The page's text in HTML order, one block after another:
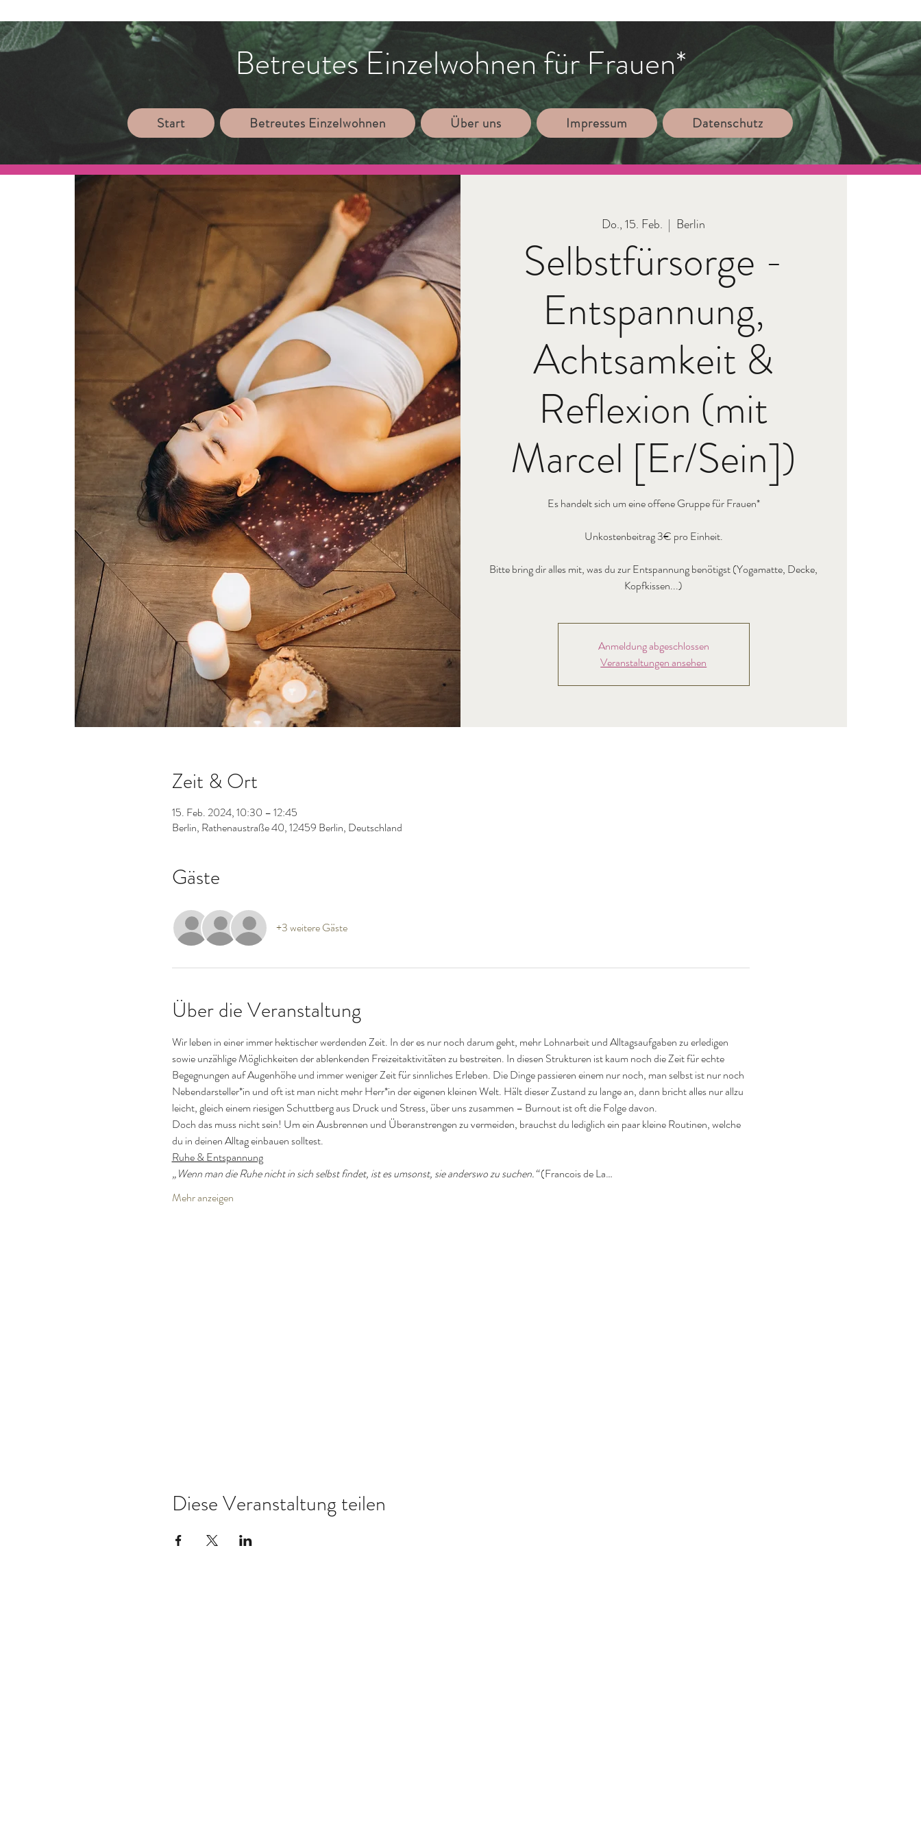
Betreutes Einzelwohnen für Frauen*
Start Betreutes Einzelwohnen Über uns Impressum Datenschutz
Do., 15. Feb.
  |
Berlin
Selbstfürsorge -
Entspannung,
Achtsamkeit &
Reflexion (mit
Marcel [Er/Sein])
Es handelt sich um eine offene Gruppe für Frauen*
Unkostenbeitrag 3€ pro Einheit.
Bitte bring dir alles mit, was du zur Entspannung benötigst (Yogamatte, Decke,
Kopfkissen...)
Anmeldung abgeschlossen
Veranstaltungen ansehen
Zeit & Ort
15. Feb. 2024, 10:30 – 12:45
Berlin, Rathenaustraße 40, 12459 Berlin, Deutschland
Gäste
+3 weitere Gäste
Über die Veranstaltung
Wir leben in einer immer hektischer werdenden Zeit. In der es nur noch darum geht, mehr Lohnarbeit und Alltagsaufgaben zu erledigen
sowie unzählige Möglichkeiten der ablenkenden Freizeitaktivitäten zu bestreiten. In diesen Strukturen ist kaum noch die Zeit für echte
Begegnungen auf Augenhöhe und immer weniger Zeit für sinnliches Erleben. Die Dinge passieren einem nur noch, man selbst ist nur noch
Nebendarsteller*in und oft ist man nicht mehr Herr*in der eigenen kleinen Welt. Hält dieser Zustand zu lange an, dann bricht alles nur allzu
leicht, gleich einem riesigen Schuttberg aus Druck und Stress, über uns zusammen – Burnout ist oft die Folge davon.
Doch das muss nicht sein! Um ein Ausbrennen und Überanstrengen zu vermeiden, brauchst du lediglich ein paar kleine Routinen, welche
du in deinen Alltag einbauen solltest.
Ruhe & Entspannung
„Wenn man die Ruhe nicht in sich selbst findet, ist es umsonst, sie anderswo zu suchen.“ (Francois de La…
Mehr anzeigen
Diese Veranstaltung teilen